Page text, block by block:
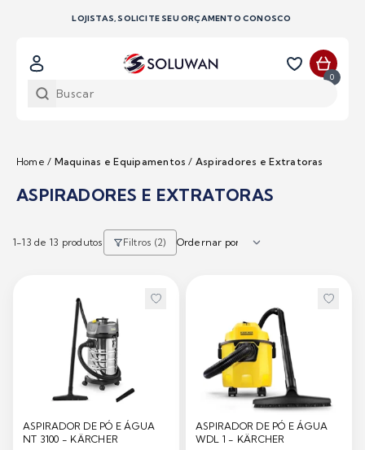
LOJISTAS, SOLICITE SEU ORÇAMENTO CONOSCO
0
Home / Maquinas e Equipamentos / Aspiradores e Extratoras
ASPIRADORES E EXTRATORAS
1-13 de 13 produtos Filtros (2)
ASPIRADOR DE PÓ E ÁGUA
NT 3100 - KÄRCHER
ASPIRADOR DE PÓ E ÁGUA
WDL 1 - KÄRCHER